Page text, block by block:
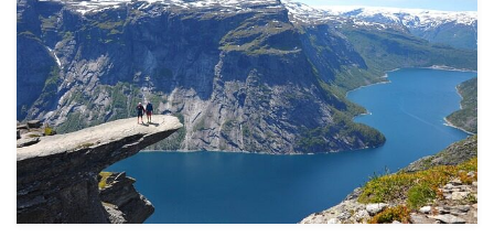
北欧の国々
スウェーデン
ノルウェー
デンマーク
フィンランド
アイスランド